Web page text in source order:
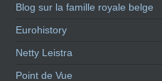
Blog sur la famille royale belge
Eurohistory
Netty Leistra
Point de Vue